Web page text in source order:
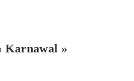
Karnawal »